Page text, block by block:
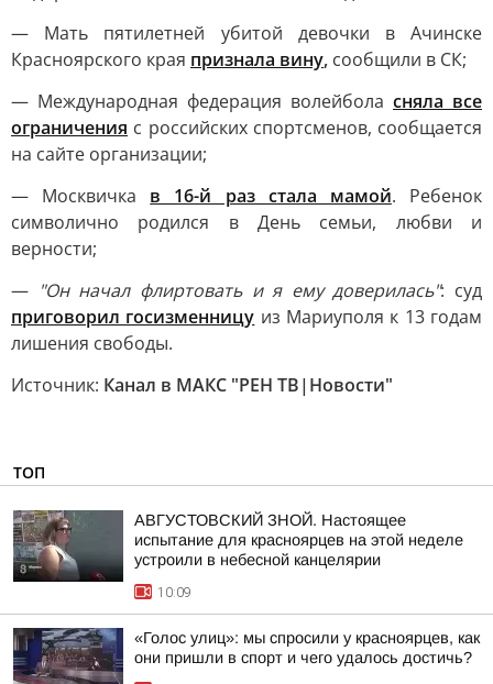
— Мать пятилетней убитой девочки в Ачинске
Красноярского края признала вину, сообщили в СК;
— Международная федерация волейбола сняла все
ограничения с российских спортсменов, сообщается
на сайте организации;
— Москвичка в 16-й раз стала мамой. Ребенок
символично родился в День семьи, любви и
верности;
— "Он начал флиртовать и я ему доверилась": суд
приговорил госизменницу из Мариуполя к 13 годам
лишения свободы.
Источник: Канал в МАКС "РЕН ТВ|Новости"
ТОП
АВГУСТОВСКИЙ ЗНОЙ. Настоящее
испытание для красноярцев на этой неделе
устроили в небесной канцелярии
10:09
«Голос улиц»: мы спросили у красноярцев, как
они пришли в спорт и чего удалось достичь?